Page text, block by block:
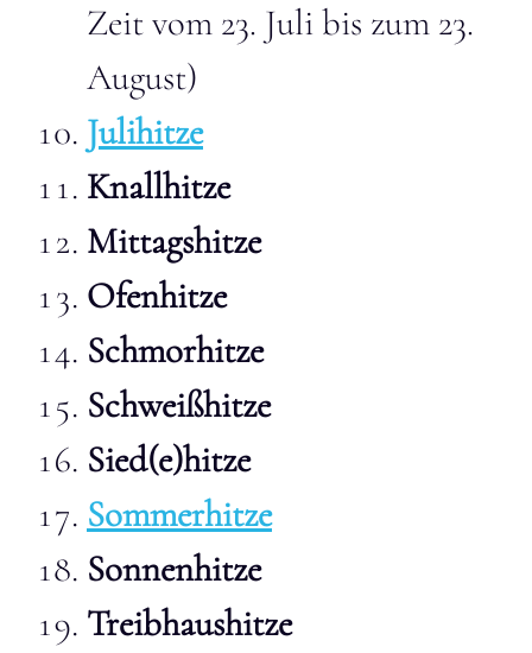
Zeit vom 23. Juli bis zum 23.
August)
Julihitze
Knallhitze
Mittagshitze
Ofenhitze
Schmorhitze
Schweißhitze
Sied(e)hitze
Sommerhitze
Sonnenhitze
Treibhaushitze